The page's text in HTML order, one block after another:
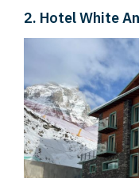
2. Hotel White